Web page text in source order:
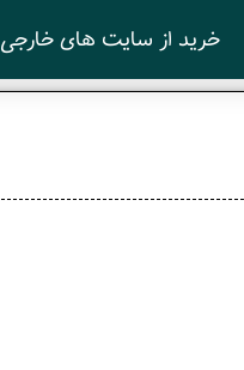
خرید از سایت های خارجی